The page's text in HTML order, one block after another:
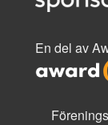
En del av